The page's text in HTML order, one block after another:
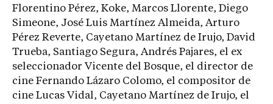
Florentino Pérez, Koke, Marcos Llorente, Diego
Simeone, José Luis Martínez Almeida, Arturo
Pérez Reverte, Cayetano Martínez de Irujo, David
Trueba, Santiago Segura, Andrés Pajares, el ex
seleccionador Vicente del Bosque, el director de
cine Fernando Lázaro Colomo, el compositor de
cine Lucas Vidal, Cayetano Martínez de Irujo, el